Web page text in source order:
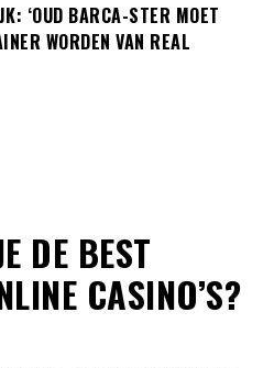
‘OUD BARCA-STER MOET
WORDEN VAN REAL
DE BEST
CASINO’S?